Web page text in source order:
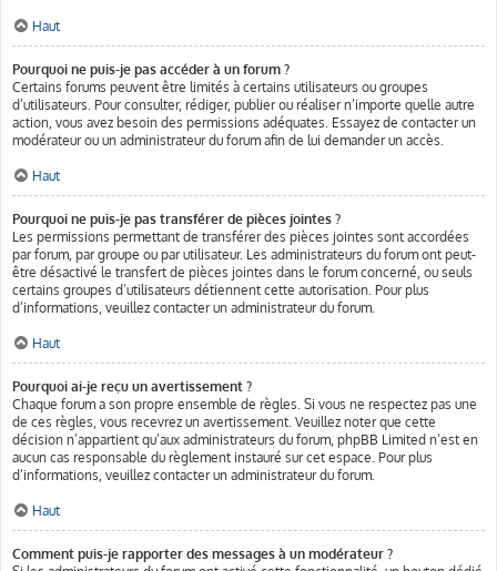
Haut
Pourquoi ne puis-je pas accéder à un forum ?
Certains forums peuvent être limités à certains utilisateurs ou groupes
d’utilisateurs. Pour consulter, rédiger, publier ou réaliser n’importe quelle autre
action, vous avez besoin des permissions adéquates. Essayez de contacter un
modérateur ou un administrateur du forum afin de lui demander un accès.
Haut
Pourquoi ne puis-je pas transférer de pièces jointes ?
Les permissions permettant de transférer des pièces jointes sont accordées
par forum, par groupe ou par utilisateur. Les administrateurs du forum ont peut-
être désactivé le transfert de pièces jointes dans le forum concerné, ou seuls
certains groupes d’utilisateurs détiennent cette autorisation. Pour plus
d’informations, veuillez contacter un administrateur du forum.
Haut
Pourquoi ai-je reçu un avertissement ?
Chaque forum a son propre ensemble de règles. Si vous ne respectez pas une
de ces règles, vous recevrez un avertissement. Veuillez noter que cette
décision n’appartient qu’aux administrateurs du forum, phpBB Limited n’est en
aucun cas responsable du règlement instauré sur cet espace. Pour plus
d’informations, veuillez contacter un administrateur du forum.
Haut
Comment puis-je rapporter des messages à un modérateur ?